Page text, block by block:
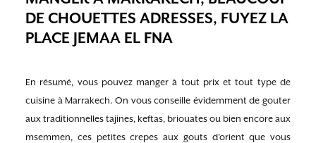
DE CHOUETTES ADRESSES, FUYEZ LA
PLACE JEMAA EL FNA
En résumé, vous pouvez manger à tout prix et tout type de
cuisine à Marrakech. On vous conseille évidemment de gouter
aux traditionnelles tajines, keftas, briouates ou bien encore aux
msemmen, ces petites crepes aux gouts d’orient que vous